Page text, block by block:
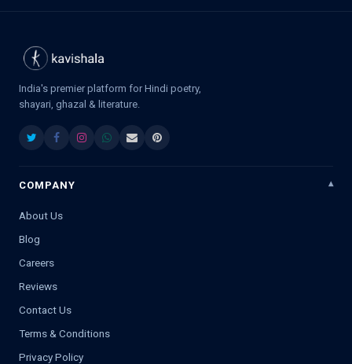
India's premier platform for Hindi poetry,
shayari, ghazal & literature.
COMPANY
About Us
Blog
Careers
Reviews
Contact Us
Terms & Conditions
Privacy Policy